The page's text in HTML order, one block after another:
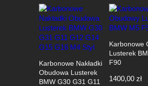
cena
wynosiła:
1382,00 zł.
cena
wynosi:
1299,00 zł.
Karbonowe Nakładki
Obudowa Lusterek
BMW G30 G31 G11
Karbonowe
Lusterek
F90
1400,00 zł